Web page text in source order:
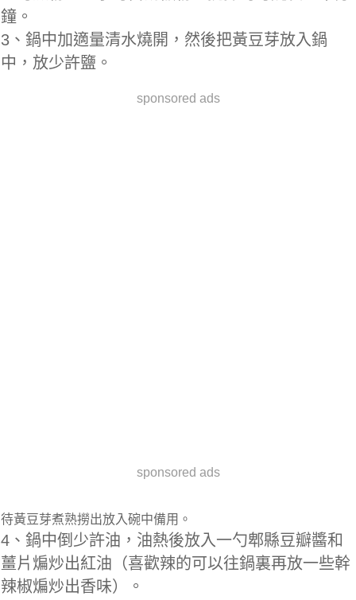
鐘。
3、鍋中加適量清水燒開，然後把黃豆芽放入鍋
中，放少許鹽。
sponsored ads
sponsored ads
待黃豆芽煮熟撈出放入碗中備用。
4、鍋中倒少許油，油熱後放入一勺郫縣豆瓣醬和
薑片煸炒出紅油（喜歡辣的可以往鍋裏再放一些幹
辣椒煸炒出香味）。